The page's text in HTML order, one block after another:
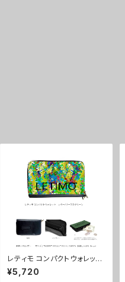
レティモ コンパクトウォレッ
ト カラー/リーフスグリー
ン ■配送まで3週間
¥5,720